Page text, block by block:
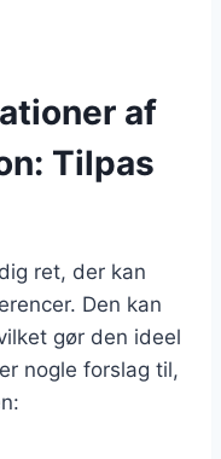
af
Tilpas
ret, der kan
Den kan
gør den ideel
nogle forslag til,